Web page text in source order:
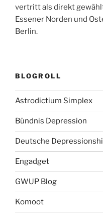
vertritt als direkt
Essener Norden und
Berlin.
BLOGROLL
Astrodictium Simplex
Bündnis Depression
Deutsche
Engadget
GWUP Blog
Komoot